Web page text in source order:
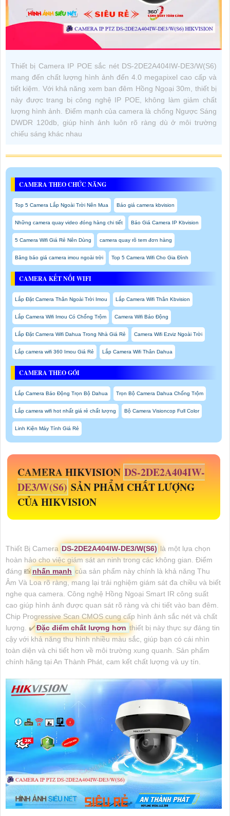
Thiết bị Camera IP POE sắc nét DS-2DE2A404IW-DE3/W(S6)
mang đến chất lượng hình ảnh đến 4.0 megapixel cao cấp và
tiết kiệm. Với khả năng xem ban đêm Hồng Ngoại 30m, thiết bị
này được trang bị công nghệ IP POE, không làm giảm chất
lượng hình ảnh. Điểm mạnh của camera là chống Ngược Sáng
DWDR 120db, giúp hình ảnh luôn rõ ràng dù ở môi trường
chiếu sáng khác nhau
CAMERA THEO CHỨC NĂNG
Top 5 Camera Lắp Ngoài Trời Nên Mua Báo giá camera kbvision
Những camera quay video đóng hàng chi tiết Báo Giá Camera IP Kbvision
5 Camera Wifi Giá Rẻ Nên Dùng camera quay rõ tem đơn hàng
Bảng báo giá camera imou ngoài trời Top 5 Camera Wifi Cho Gia Đình
CAMERA KẾT NỐI WIFI
Lắp Đặt Camera Thân Ngoài Trời Imou Lắp Camera Wifi Thân Kbvision
Lắp Camera Wifi Imou Có Chống Trộm Camera Wifi Báo Động
Lắp Đặt Camera Wifi Dahua Trong Nhà Giá Rẻ Camera Wifi Ezviz Ngoài Trời
Lắp camera wifi 360 Imou Giá Rẻ Lắp Camera Wifi Thân Dahua
CAMERA THEO GÓI
Lắp Camera Báo Động Trọn Bộ Dahua Trọn Bộ Camera Dahua Chống Trộm
Lắp camera wifi hot nhất giá rẻ chất lượng Bộ Camera Visioncop Full Color
Linh Kiện Máy Tính Giá Rẻ
CAMERA HIKVISION DS-2DE2A404IW-
DE3/W(S6) SẢN PHẨM CHẤT LƯỢNG
CỦA HIKVISION
Thiết Bị Camera DS-2DE2A404IW-DE3/W(S6) là một lựa chọn
hoàn hảo cho việc giám sát an ninh trong các không gian. Điểm
đáng 📸nhấn mạnh của sản phẩm này chính là khả năng Thu
Âm Và Loa rõ ràng, mang lại trải nghiệm giám sát đa chiều và biết
nghe qua camera. Công nghệ Hồng Ngoại Smart IR công suất
cao giúp hình ảnh được quan sát rõ ràng và chi tiết vào ban đêm.
Chip Progressive Scan CMOS cung cấp hình ảnh sắc nét và chất
lượng. ✔️Đặc điểm chất lượng hơn thiết bị này thực sự đáng tin
cậy với khả năng thu hình nhiều màu sắc, giúp bạn có cái nhìn
toàn diện và chi tiết hơn về môi trường xung quanh. Sản phẩm
chính hãng tại An Thành Phát, cam kết chất lượng và uy tín.